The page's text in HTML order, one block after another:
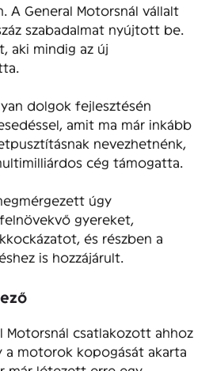
A General Motorsnál vállalt
szabadalmat nyújtott be.
aki mindig az új
dolgok fejlesztésén
amit ma már inkább
nevezhetnénk,
cég támogatta.
úgy
gyereket,
és részben a
is hozzájárult.
Motorsnál csatlakozott ahhoz
a motorok kopogását akarta